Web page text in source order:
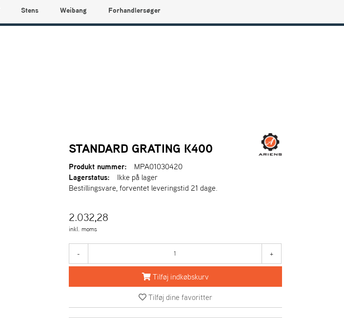
Stens Weibang Forhandlersøger
STANDARD GRATING K400
Produkt nummer:
MPA01030420
Lagerstatus:
Ikke på lager
Bestillingsvare, forventet leveringstid 21 dage.
2.032,28
inkl. moms
- +
Tilføj indkøbskurv
Tilføj dine favoritter